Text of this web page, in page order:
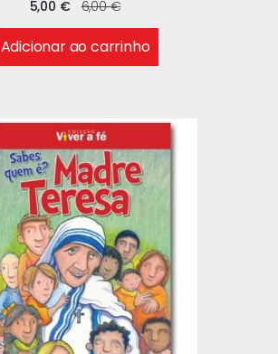
6,00€
5,00 €
Adicionar ao carrinho